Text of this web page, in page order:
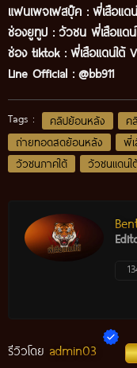
แฟนเพจเฟสบุ๊ค : พี่เสือแด
ช่องยูทูป : วัวชน พี่เสือแดน
ช่อง tiktok : พี่เสือแดนใต้
Line Official : @bb911
Tags : คลิปย้อนหลัง ค
ถ่ายทอดสดย้อนหลัง
พี่
วัวชนภาคใต้
วัวชนแดนใ
รีวิวโดย admin03